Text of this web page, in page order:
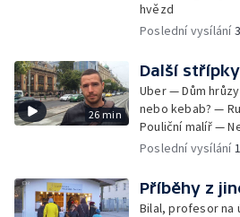
hvězd
Poslední vysílání
26 min
Další
Uber — Dům
nebo kebab? —
Pouliční malíř —
Poslední vysílání
Příběhy z
Bilal, profesor na